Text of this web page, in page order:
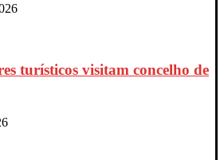
turísticos visitam concelho de